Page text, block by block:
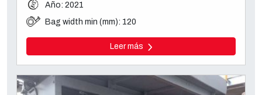
Año: 2021
Bag width min (mm): 120
Leer más